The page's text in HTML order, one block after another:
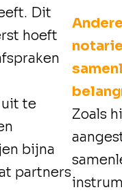
Dit
hoeft
te
bijna
partners
Zoals